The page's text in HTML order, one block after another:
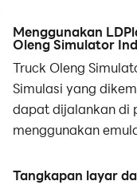
Menggunakan
Oleng Simulator
Truck Oleng
Simulasi yang
dapat dijalankan di
menggunakan
Indonesia dan
Tangkapan layar